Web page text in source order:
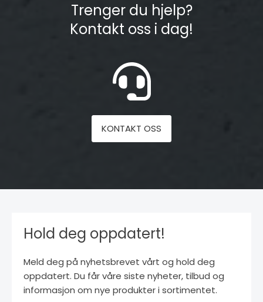
Trenger du hjelp?
Kontakt oss i dag!
KONTAKT OSS
Hold deg oppdatert!
Meld deg på nyhetsbrevet vårt og hold deg
oppdatert. Du får våre siste nyheter, tilbud og
informasjon om nye produkter i sortimentet.